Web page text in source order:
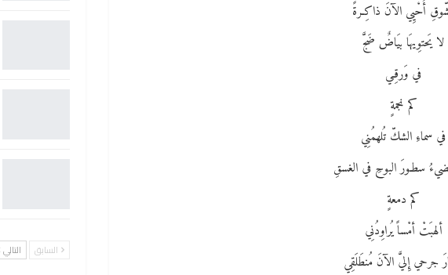
أُحْيِي الآنَ ذاكِـرةً
لا يَحتوِيهَا بيَاضٌ ضَجَّ
في وَرقِـي
كم نجمةٍ
في سماءِ الشكّ تُلهمُنِي
سطـورَ البوحِ في الغسقِ
كم دمعةٍ
ألهبَتْ أمْساً يُراوِدُنِي
جرحي إِليَّ الآنَ مُنطَلَقِي
السابق التالي